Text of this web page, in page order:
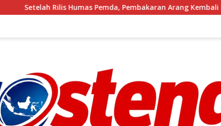
Pemda, Pembakaran Arang Kembali Berjalan, Ada Apa